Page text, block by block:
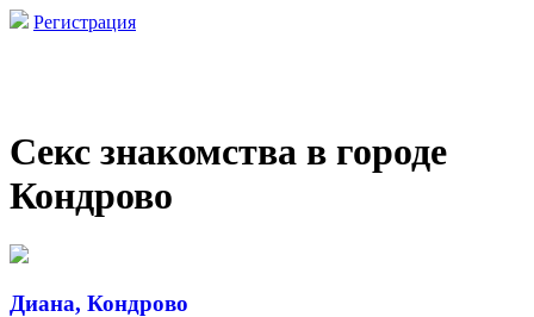
Регистрация
Секс знакомства в городе
Кондрово
Диана, Кондрово